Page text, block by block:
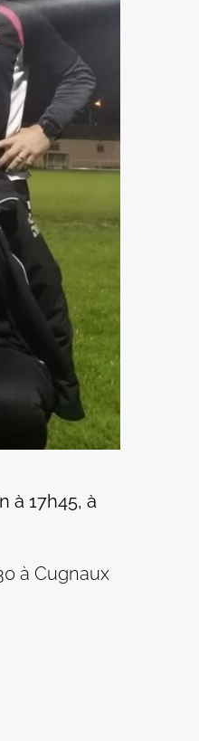
à 17h45, à
à Cugnaux